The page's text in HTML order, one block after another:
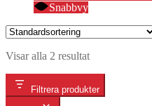
Snabbvy
Visar alla 2 resultat
Filtrera produkter